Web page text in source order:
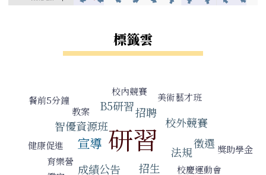
標籤雲
餐前5分鐘
校內競賽
教案
B5研習
美術藝才班
招聘
智優資源班研習 校外競賽
健康促進 宣導
獎助學金
育樂營
法規
徵選
成績公告 招生 校慶運動會